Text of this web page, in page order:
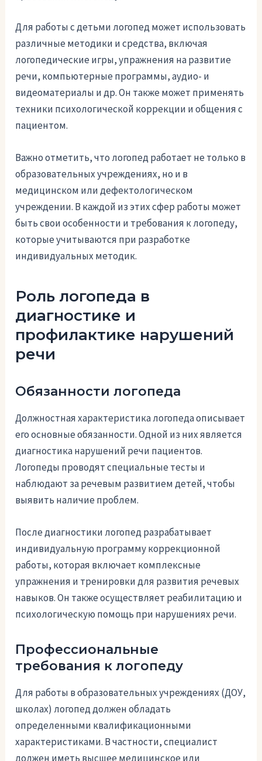
Для работы с детьми логопед может использовать
различные методики и средства, включая
логопедические игры, упражнения на развитие
речи, компьютерные программы, аудио- и
видеоматериалы и др. Он также может применять
техники психологической коррекции и общения с
пациентом.
Важно отметить, что логопед работает не только в
образовательных учреждениях, но и в
медицинском или дефектологическом
учреждении. В каждой из этих сфер работы может
быть свои особенности и требования к логопеду,
которые учитываются при разработке
индивидуальных методик.
Роль логопеда в
диагностике и
профилактике нарушений
речи
Обязанности логопеда
Должностная характеристика логопеда описывает
его основные обязанности. Одной из них является
диагностика нарушений речи пациентов.
Логопеды проводят специальные тесты и
наблюдают за речевым развитием детей, чтобы
выявить наличие проблем.
После диагностики логопед разрабатывает
индивидуальную программу коррекционной
работы, которая включает комплексные
упражнения и тренировки для развития речевых
навыков. Он также осуществляет реабилитацию и
психологическую помощь при нарушениях речи.
Профессиональные
требования к логопеду
Для работы в образовательных учреждениях (ДОУ,
школах) логопед должен обладать
определенными квалификационными
характеристиками. В частности, специалист
должен иметь высшее медицинское или